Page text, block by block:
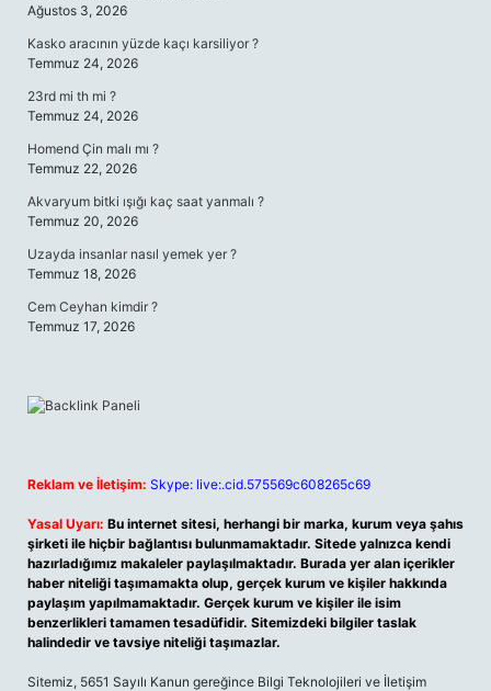
Ağustos 3, 2026
Kasko aracının yüzde kaçı karsiliyor ?
Temmuz 24, 2026
23rd mi th mi ?
Temmuz 24, 2026
Homend Çin malı mı ?
Temmuz 22, 2026
Akvaryum bitki ışığı kaç saat yanmalı ?
Temmuz 20, 2026
Uzayda insanlar nasıl yemek yer ?
Temmuz 18, 2026
Cem Ceyhan kimdir ?
Temmuz 17, 2026
Reklam ve İletişim: Skype: live:.cid.575569c608265c69
Yasal Uyarı: Bu internet sitesi, herhangi bir marka, kurum veya şahıs
şirketi ile hiçbir bağlantısı bulunmamaktadır. Sitede yalnızca kendi
hazırladığımız makaleler paylaşılmaktadır. Burada yer alan içerikler
haber niteliği taşımamakta olup, gerçek kurum ve kişiler hakkında
paylaşım yapılmamaktadır. Gerçek kurum ve kişiler ile isim
benzerlikleri tamamen tesadüfidir. Sitemizdeki bilgiler taslak
halindedir ve tavsiye niteliği taşımazlar.
Sitemiz, 5651 Sayılı Kanun gereğince Bilgi Teknolojileri ve İletişim